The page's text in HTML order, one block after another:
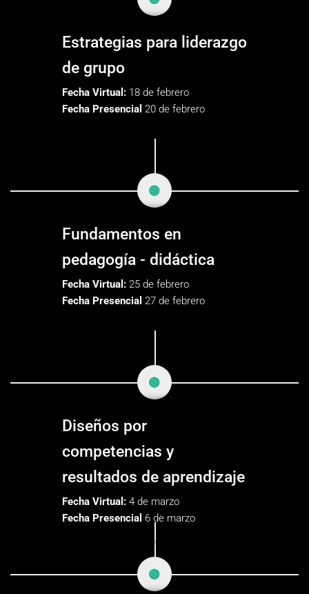
Estrategias para liderazgo
de grupo
Fecha Virtual: 18 de febrero
Fecha Presencial 20 de febrero
Fundamentos en
pedagogía - didáctica
Fecha Virtual: 25 de febrero
Fecha Presencial 27 de febrero
Diseños por
competencias y
resultados de aprendizaje
Fecha Virtual: 4 de marzo
Fecha Presencial 6 de marzo